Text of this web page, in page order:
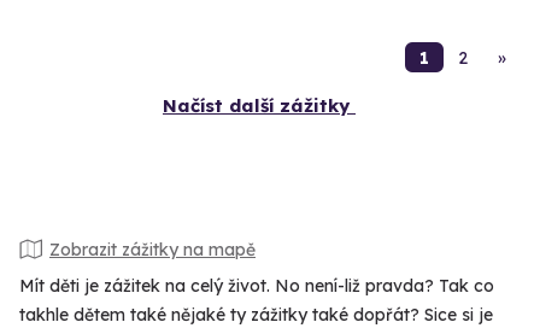
1 2 »
Načíst další zážitky
Zobrazit zážitky na mapě
Mít děti je zážitek na celý život. No není-liž pravda? Tak co
takhle dětem také nějaké ty zážitky také dopřát? Sice si je